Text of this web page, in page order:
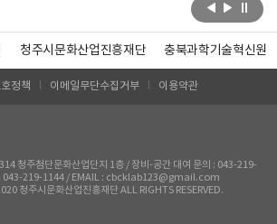
청주시문화산업진흥재단 충북과학기술혁신원
정책 이메일무단수집거부 이용약관
청주첨단문화산업단지 1층 / 장비-공간 대여 문의 : 043-219-
: 043-219-1144 / EMAIL : cbcklab123@gmail.com
청주시문화산업진흥재단 ALL RIGHTS RESERVED.